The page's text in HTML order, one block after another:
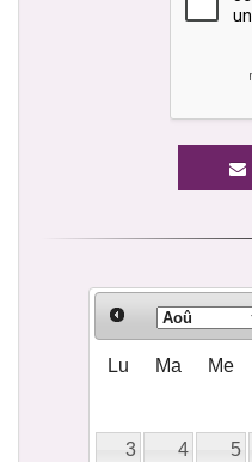
Lu Ma Me
3
4 5